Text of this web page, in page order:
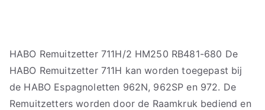
HABO Remuitzetter 711H/2 HM250 RB481-680 De
HABO Remuitzetter 711H kan worden toegepast bij
de HABO Espagnoletten 962N, 962SP en 972. De
Remuitzetters worden door de Raamkruk bediend en